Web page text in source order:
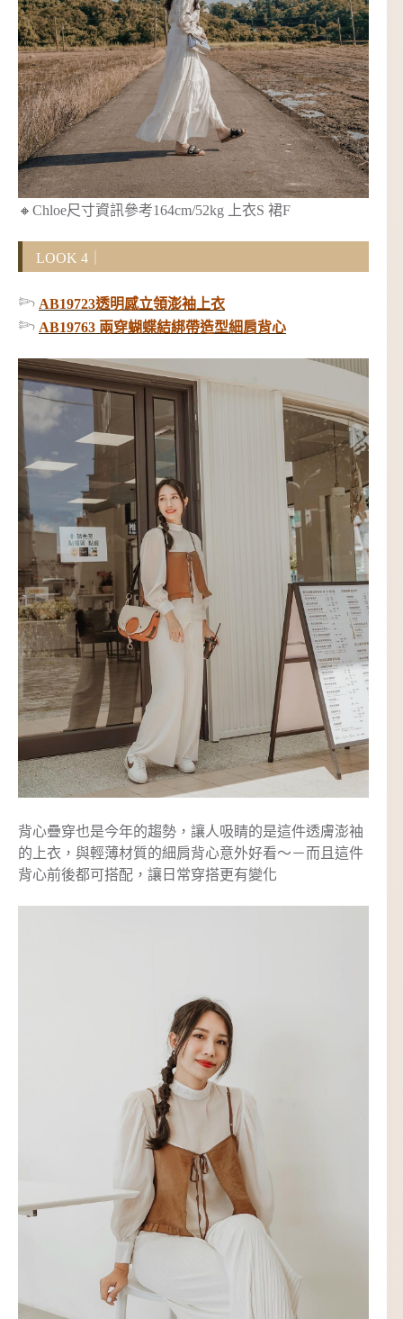
🔸Chloe尺寸資訊參考164cm/52kg 上衣S 裙F
LOOK 4｜
𓆸 AB19723透明感立領澎袖上衣
𓆸 AB19763 兩穿蝴蝶結綁帶造型細肩背心
背心疊穿也是今年的趨勢，讓人吸睛的是這件透膚澎袖
的上衣，與輕薄材質的細肩背心意外好看～－而且這件
背心前後都可搭配，讓日常穿搭更有變化